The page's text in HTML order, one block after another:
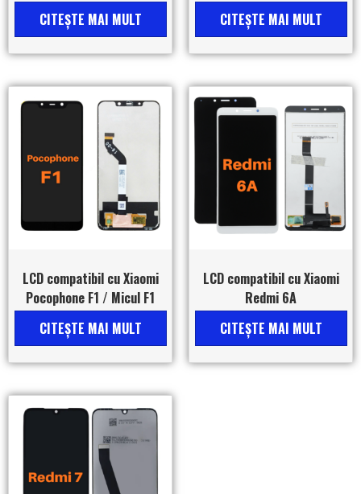
CITEŞTE MAI MULT
CITEŞTE MAI MULT
LCD compatibil cu Xiaomi
Pocophone F1 / Micul F1
CITEŞTE MAI MULT
LCD compatibil cu Xiaomi
Redmi 6A
CITEŞTE MAI MULT